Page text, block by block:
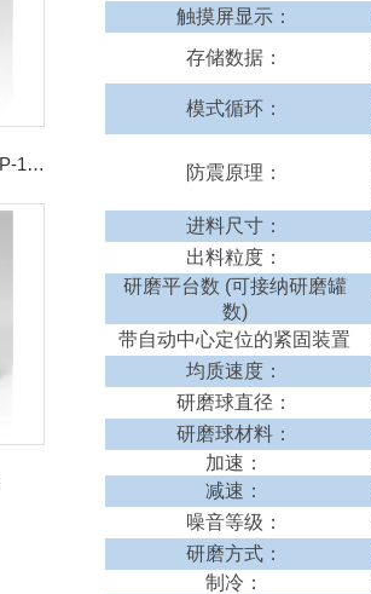
高速冷冻研磨均质仪JXFSTPRP-192CL
触摸屏显示：
存储数据 ：
模式循环：
防震原理：
进料尺寸：
出料粒度：
研磨平台数 (可接纳研磨罐
数)
带自动中心定位的紧固装置
均质速度：
研磨球直径：
研磨球材料：
加速：
减速：
噪音等级：
研磨方式：
制冷：